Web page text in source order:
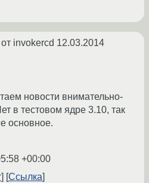
от invokercd 12.03.2014
новости внимательно-
в тестовом ядре 3.10, так
основное.
+00:00
Ссылка